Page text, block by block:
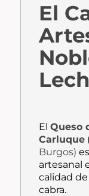
El
ElQueso
Carluque
Burgos)
artesanal
calidad
cabra.